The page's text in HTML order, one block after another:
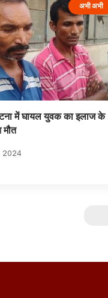
अभी अभी
में घायल युवक का इलाज के
मौत
2024